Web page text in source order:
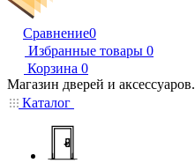
Сравнение0
Избранные товары 0
Корзина 0
Магазин дверей и аксессуаров.
Каталог